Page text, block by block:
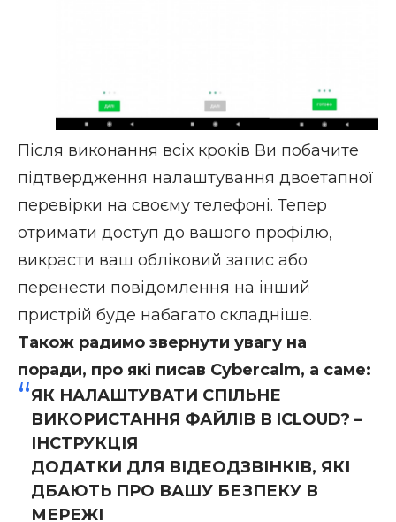
Після виконання всіх кроків Ви побачите
підтвердження налаштування двоетапної
перевірки на своєму телефоні. Тепер
отримати доступ до вашого профілю,
викрасти ваш обліковий запис або
перенести повідомлення на інший
пристрій буде набагато складніше.
Також радимо звернути увагу на
поради, про які писав Cybercalm, а саме:
ЯК НАЛАШТУВАТИ СПІЛЬНЕ
ВИКОРИСТАННЯ ФАЙЛІВ В ICLOUD? –
ІНСТРУКЦІЯ
ДОДАТКИ ДЛЯ ВІДЕОДЗВІНКІВ, ЯКІ
ДБАЮТЬ ПРО ВАШУ БЕЗПЕКУ В
МЕРЕЖІ